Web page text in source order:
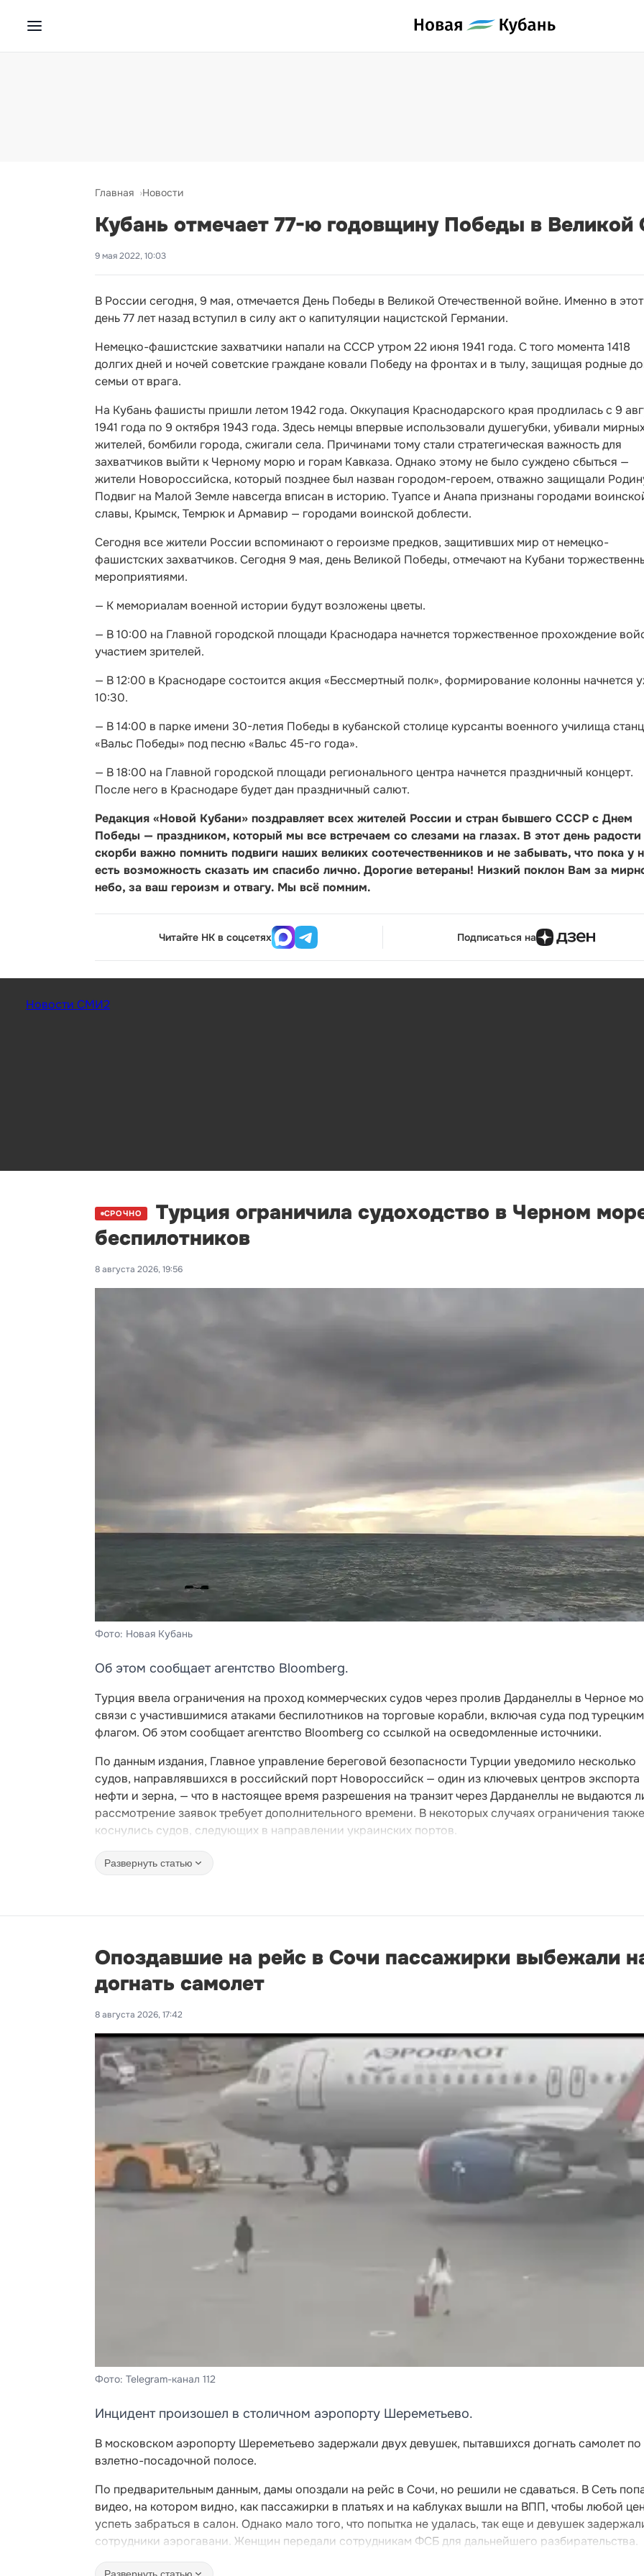
Главная Новости
Кубань отмечает 77-ю годовщину Победы в Великой
9 мая 2022, 10:03
В России сегодня, 9 мая, отмечается День Победы в Великой Отечественной войне. Именно в этот
день 77 лет назад вступил в силу акт о капитуляции нацистской Германии.
Немецко-фашистские захватчики напали на СССР утром 22 июня 1941 года. С того момента 1418
долгих дней и ночей советские граждане ковали Победу на фронтах и в тылу, защищая родные
семьи от врага.
На Кубань фашисты пришли летом 1942 года. Оккупация Краснодарского края продлилась с 9
1941 года по 9 октября 1943 года. Здесь немцы впервые использовали душегубки, убивали
жителей, бомбили города, сжигали села. Причинами тому стали стратегическая важность для
захватчиков выйти к Черному морю и горам Кавказа. Однако этому не было суждено сбыться —
жители Новороссийска, который позднее был назван городом-героем, отважно защищали
Подвиг на Малой Земле навсегда вписан в историю. Туапсе и Анапа признаны городами
славы, Крымск, Темрюк и Армавир — городами воинской доблести.
Сегодня все жители России вспоминают о героизме предков, защитивших мир от немецко-
фашистских захватчиков. Сегодня 9 мая, день Великой Победы, отмечают на Кубани
мероприятиями.
— К мемориалам военной истории будут возложены цветы.
— В 10:00 на Главной городской площади Краснодара начнется торжественное прохождение
участием зрителей.
— В 12:00 в Краснодаре состоится акция «Бессмертный полк», формирование колонны начнется
10:30.
— В 14:00 в парке имени 30-летия Победы в кубанской столице курсанты военного училища
«Вальс Победы» под песню «Вальс 45-го года».
— В 18:00 на Главной городской площади регионального центра начнется праздничный концерт.
После него в Краснодаре будет дан праздничный салют.
Редакция «Новой Кубани» поздравляет всех жителей России и стран бывшего СССР с Днем
Победы — праздником, который мы все встречаем со слезами на глазах. В этот день радости
скорби важно помнить подвиги наших великих соотечественников и не забывать, что пока у
есть возможность сказать им спасибо лично. Дорогие ветераны! Низкий поклон Вам за
небо, за ваш героизм и отвагу. Мы всё помним.
Читайте НК в соцсетях Подписаться на
Новости СМИ2
СРОЧНО
Турция ограничила судоходство в Черном
беспилотников
8 августа 2026, 19:56
Фото: Новая Кубань
Об этом сообщает агентство Bloomberg.
Турция ввела ограничения на проход коммерческих судов через пролив Дарданеллы в Черное
связи с участившимися атаками беспилотников на торговые корабли, включая суда под турецким
флагом. Об этом сообщает агентство Bloomberg со ссылкой на осведомленные источники.
По данным издания, Главное управление береговой безопасности Турции уведомило несколько
судов, направлявшихся в российский порт Новороссийск — один из ключевых центров экспорта
нефти и зерна, — что в настоящее время разрешения на транзит через Дарданеллы не выдаются
рассмотрение заявок требует дополнительного времени. В некоторых случаях ограничения также
коснулись судов, следующих в направлении украинских портов.
Развернуть статью
Опоздавшие на рейс в Сочи пассажирки выбежали
догнать самолет
8 августа 2026, 17:42
Фото: Telegram-канал 112
Инцидент произошел в столичном аэропорту Шереметьево.
В московском аэропорту Шереметьево задержали двух девушек, пытавшихся догнать самолет по
взлетно-посадочной полосе.
По предварительным данным, дамы опоздали на рейс в Сочи, но решили не сдаваться. В Сеть
видео, на котором видно, как пассажирки в платьях и на каблуках вышли на ВПП, чтобы любой
успеть забраться в салон. Однако мало того, что попытка не удалась, так еще и девушек
сотрудники аэрогавани. Женщин передали сотрудникам ФСБ для дальнейшего разбирательства.